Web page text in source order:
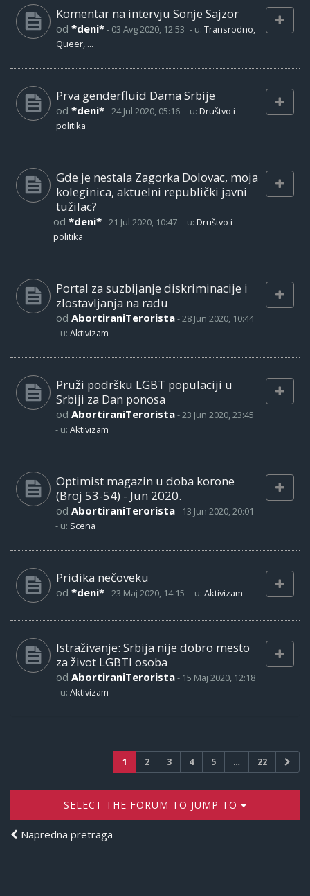
Komentar na intervju Sonje Sajzor
od *deni*- 03 Avg 2020, 12:53 - u: Transrodno,
Queer, ...
Prva genderfluid Dama Srbije
od *deni*-24 Jul 2020, 05:16 - u: Društvo i
politika
Gde je nestala Zagorka Dolovac, moja
koleginica, aktuelni republički javni
tužilac?
od *deni*-21 Jul 2020, 10:47 - u: Društvo i
politika
Portal za suzbijanje diskriminacije i
zlostavljanja na radu
od AbortiraniTerorista-28 Jun 2020, 10:44
- u: Aktivizam
Pruži podršku LGBT populaciji u
Srbiji za Dan ponosa
od AbortiraniTerorista-23 Jun 2020, 23:45
- u: Aktivizam
Optimist magazin u doba korone
(Broj 53-54) - Jun 2020.
od AbortiraniTerorista- 13 Jun 2020, 20:01
- u: Scena
Pridika nečoveku
od *deni*-23 Maj 2020, 14:15 - u: Aktivizam
Istraživanje: Srbija nije dobro mesto
za život LGBTI osoba
od AbortiraniTerorista- 15 Maj 2020, 12:18
- u: Aktivizam
1 2 3 4 5 … 22
SELECT THE FORUM TO JUMP TO
Napredna pretraga